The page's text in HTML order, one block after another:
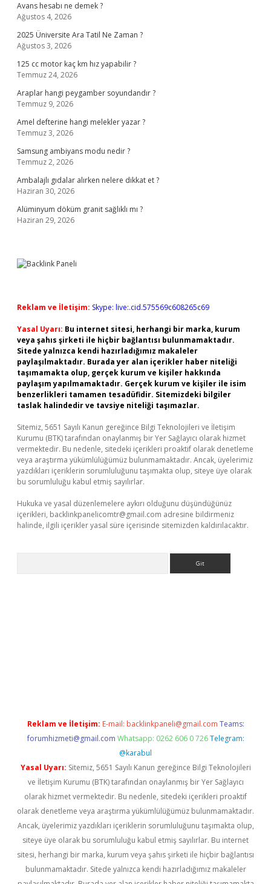
Avans hesabı ne demek ?
Ağustos 4, 2026
2025 Üniversite Ara Tatil Ne Zaman ?
Ağustos 3, 2026
125 cc motor kaç km hız yapabilir ?
Temmuz 24, 2026
Araplar hangi peygamber soyundandır ?
Temmuz 9, 2026
Amel defterine hangi melekler yazar ?
Temmuz 3, 2026
Samsung ambiyans modu nedir ?
Temmuz 2, 2026
Ambalajlı gıdalar alırken nelere dikkat et ?
Haziran 30, 2026
Alüminyum döküm granit sağlıklı mı ?
Haziran 29, 2026
Reklam ve İletişim: Skype: live:.cid.575569c608265c69
Yasal Uyarı: Bu internet sitesi, herhangi bir marka, kurum
veya şahıs şirketi ile hiçbir bağlantısı bulunmamaktadır.
Sitede yalnızca kendi hazırladığımız makaleler
paylaşılmaktadır. Burada yer alan içerikler haber niteliği
taşımamakta olup, gerçek kurum ve kişiler hakkında
paylaşım yapılmamaktadır. Gerçek kurum ve kişiler ile isim
benzerlikleri tamamen tesadüfidir. Sitemizdeki bilgiler
taslak halindedir ve tavsiye niteliği taşımazlar.
Sitemiz, 5651 Sayılı Kanun gereğince Bilgi Teknolojileri ve İletişim
Kurumu (BTK) tarafından onaylanmış bir Yer Sağlayıcı olarak hizmet
vermektedir. Bu nedenle, sitedeki içerikleri proaktif olarak denetleme
veya araştırma yükümlülüğümüz bulunmamaktadır. Ancak, üyelerimiz
yazdıkları içeriklerin sorumluluğunu taşımakta olup, siteye üye olarak
bu sorumluluğu kabul etmiş sayılırlar.
Hukuka ve yasal düzenlemelere aykırı olduğunu düşündüğünüz
içerikleri, backlinkpanelicomtr@gmail.com adresine bildirmeniz
halinde, ilgili içerikler yasal süre içerisinde sitemizden kaldırılacaktır.
Reklam ve İletişim: E-mail: backlinkpaneli@gmail.com Teams:
forumhizmeti@gmail.com Whatsapp: 0262 606 0 726 Telegram:
@karabul
Yasal Uyarı: Sitemiz, 5651 Sayılı Kanun gereğince Bilgi Teknolojileri
ve İletişim Kurumu (BTK) tarafından onaylanmış bir Yer Sağlayıcı
olarak hizmet vermektedir. Bu nedenle, sitedeki içerikleri proaktif
olarak denetleme veya araştırma yükümlülüğümüz bulunmamaktadır.
Ancak, üyelerimiz yazdıkları içeriklerin sorumluluğunu taşımakta olup,
siteye üye olarak bu sorumluluğu kabul etmiş sayılırlar. Bu internet
sitesi, herhangi bir marka, kurum veya şahıs şirketi ile hiçbir bağlantısı
bulunmamaktadır. Sitede yalnızca kendi hazırladığımız makaleler